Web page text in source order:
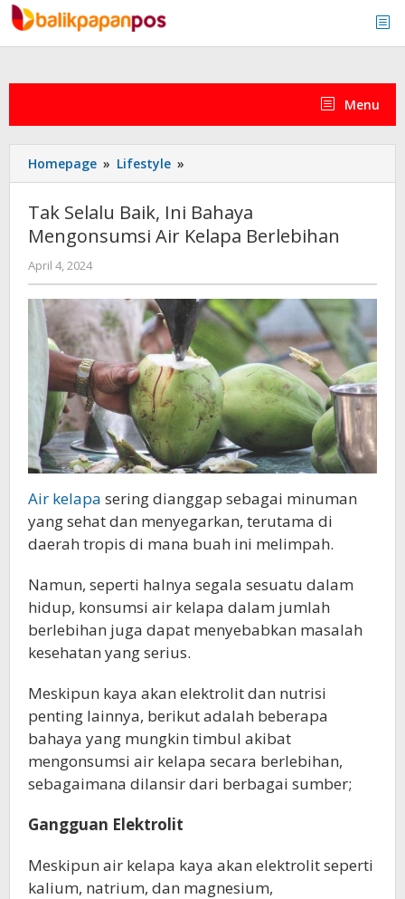
Skip
to
content
Menu
Homepage » Lifestyle »
Selalu
Ini
Bahaya
Kelapa
Berlebihan
Tak Selalu Baik, Ini Bahaya
Mengonsumsi Air Kelapa Berlebihan
April 4, 2024by
admin
Air kelapa sering dianggap sebagai minuman
yang sehat dan menyegarkan, terutama di
daerah tropis di mana buah ini melimpah.
Namun, seperti halnya segala sesuatu dalam
hidup, konsumsi air kelapa dalam jumlah
berlebihan juga dapat menyebabkan masalah
kesehatan yang serius.
Meskipun kaya akan elektrolit dan nutrisi
penting lainnya, berikut adalah beberapa
bahaya yang mungkin timbul akibat
mengonsumsi air kelapa secara berlebihan,
sebagaimana dilansir dari berbagai sumber;
Gangguan Elektrolit
Meskipun air kelapa kaya akan elektrolit seperti
kalium, natrium, dan magnesium,